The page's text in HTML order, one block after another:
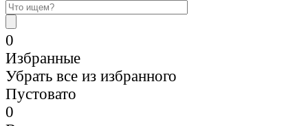
0
Избранные
Убрать все из избранного
Пустовато
0